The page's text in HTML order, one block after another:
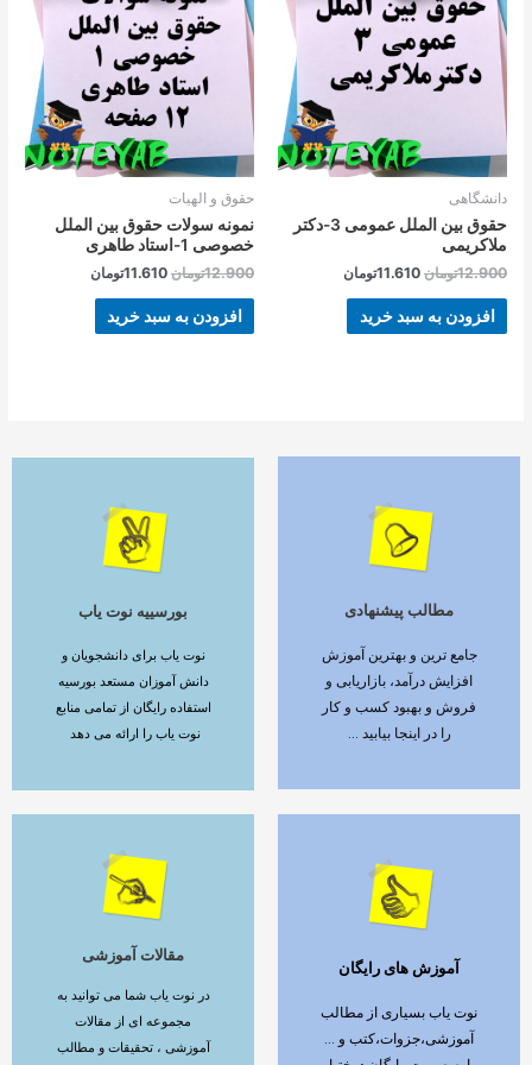
دانشگاهی
حقوق بین الملل عمومی 3-دکتر
ملاکریمی
12.900تومان
بود.
11.610تومان
است.
افزودن به سبد خرید
حقوق و الهیات
نمونه سولات حقوق بین الملل
خصوصی 1-استاد طاهری
12.900تومان
بود.
11.610تومان
است.
افزودن به سبد خرید
مطالب پیشنهادی
جامع ترین و بهترین آموزش
افزایش درآمد، بازاریابی و
فروش و بهبود کسب و کار
را در اینجا بیابید ...
ادامه مطلب بورسییه نوت یاب
نوت یاب برای دانشجویان و
دانش آموزان مستعد بورسیه
استفاده رایگان از تمامی منابع
نوت یاب را ارائه می دهد
ادامه مطلب
آموزش های رایگان
نوت یاب بسیاری از مطالب
آموزشی،جزوات،کتب و ...
ادامه مطلب
مقالات آموزشی
در نوت یاب شما می توانید به
مجموعه ای از مقالات
آموزشی ، تحقیقات و مطالب